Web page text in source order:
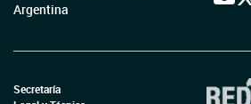
Argentina
Secretaría